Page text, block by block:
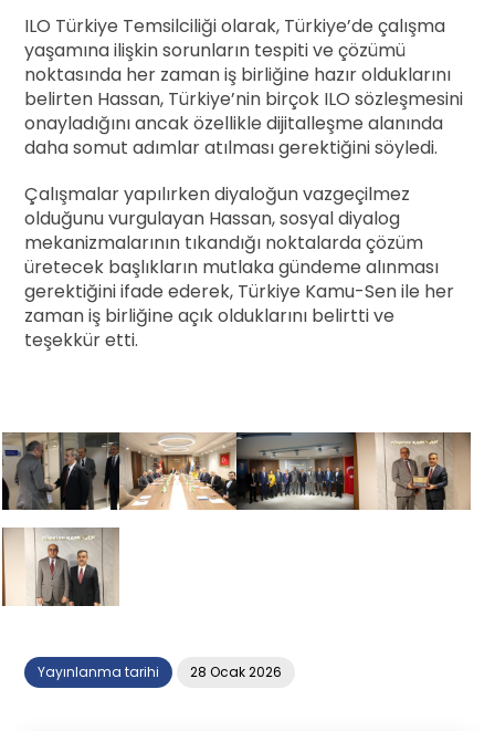
ILO Türkiye Temsilciliği olarak, Türkiye’de çalışma
yaşamına ilişkin sorunların tespiti ve çözümü
noktasında her zaman iş birliğine hazır olduklarını
belirten Hassan, Türkiye’nin birçok ILO sözleşmesini
onayladığını ancak özellikle dijitalleşme alanında
daha somut adımlar atılması gerektiğini söyledi.
Çalışmalar yapılırken diyaloğun vazgeçilmez
olduğunu vurgulayan Hassan, sosyal diyalog
mekanizmalarının tıkandığı noktalarda çözüm
üretecek başlıkların mutlaka gündeme alınması
gerektiğini ifade ederek, Türkiye Kamu-Sen ile her
zaman iş birliğine açık olduklarını belirtti ve
teşekkür etti.
Yayınlanma tarihi 28 Ocak 2026